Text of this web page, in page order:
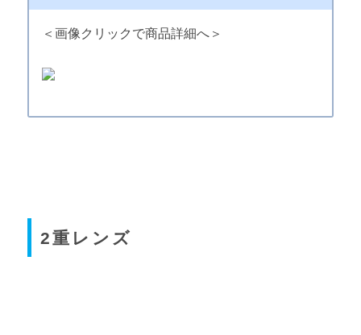
＜画像クリックで商品詳細へ＞
2重レンズ